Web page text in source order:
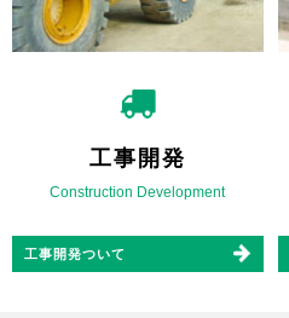
工事開発
Construction Development
工事開発ついて